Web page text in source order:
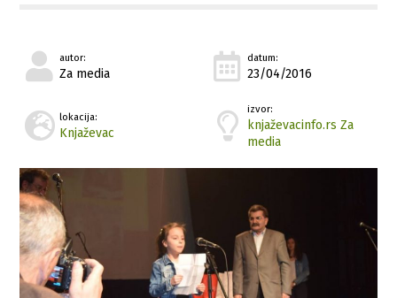
autor:
Za media
datum:
23/04/2016
lokacija:
Knjaževac
izvor:
knjaževacinfo.rs Za
media